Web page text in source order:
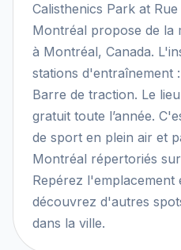
Calisthenics Park at
Montréal propose de la
à Montréal, Canada.
stations d'entraînement
Barre de traction. Le
gratuit toute l’année.
de sport en plein air et
Montréal répertoriés
Repérez
découvrez d'autres
dans la ville.